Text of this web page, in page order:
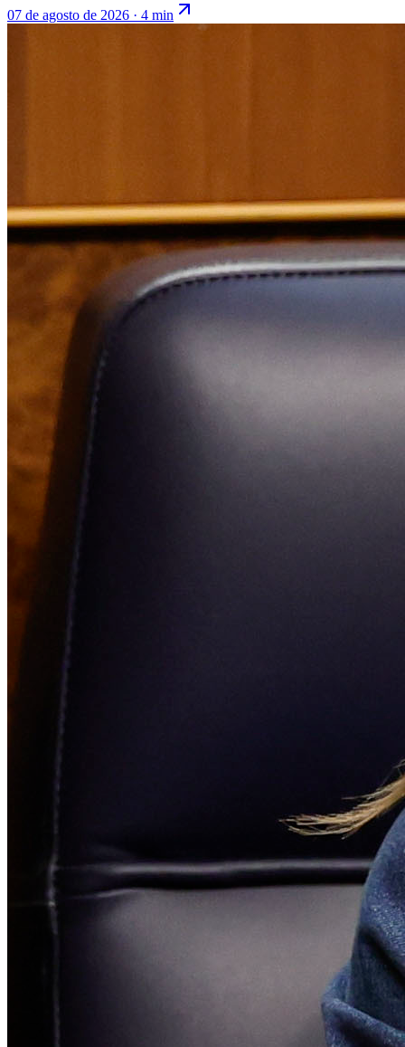
07 de agosto de 2026 · 4 min